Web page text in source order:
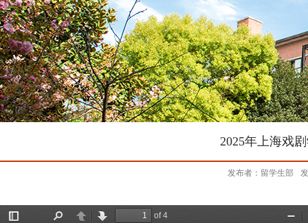
2025年上海戏
发布者：留学生部